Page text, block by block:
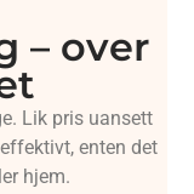
– over
Lik pris uansett
enten det
hjem.